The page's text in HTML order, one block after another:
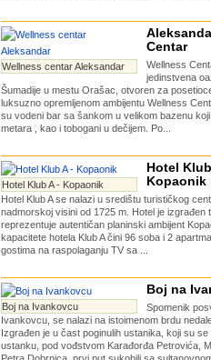
Wellness centar Aleksandar
Centar
Wellness
jedinstvena
Šumadije u mestu Orašac, otvoren za
luksuzno opremljenom ambijentu Wellness
su vodeni bar sa šankom u velikom bazenu
metara , kao i tobogani u dečijem. Po...
Hotel Klub A - Kopaonik
Hotel
Kopaonik
Hotel Klub A se nalazi u središtu turističkog
nadmorskoj visini od 1725 m. Hotel je izgrađen
reprezentuje autentičan planinski ambijent
kapacitete hotela Klub A čini 96 soba i 2
gostima na raspolaganju TV sa ...
Boj na Ivankovcu
Boj na
Spomenik
Ivankovcu, se nalazi na istoimenom brdu
Izgrađen je u čast poginulih ustanika, koji su
ustanku, pod vođstvom Karađorđa Petrovića,